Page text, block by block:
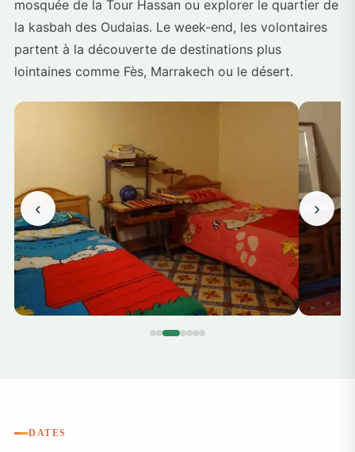
mosquée de la Tour Hassan ou explorer le quartier de
la kasbah des Oudaias. Le week-end, les volontaires
partent à la découverte de destinations plus
lointaines comme Fès, Marrakech ou le désert.
‹ ›
DATES